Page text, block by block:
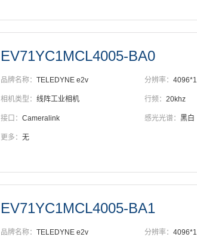
EV71YC1MCL4005-BA0
品牌名称： TELEDYNE e2v 分辨率：4096*1
相机类型： 线阵工业相机 行频：20khz
接口： Cameralink 感光光谱：黑白
更多： 无
EV71YC1MCL4005-BA1
品牌名称： TELEDYNE e2v 分辨率：4096*1